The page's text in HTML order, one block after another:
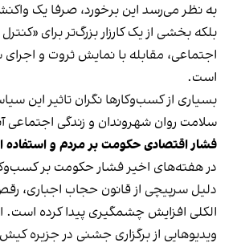
به نظر می‌رسد این برخورد، صرفا یک
بلکه بخشی از یک کارزار بزرگ‌تر برای
اجتماعی، مقابله با نمایش ثروت و اجرای
است.
بسیاری از کسب‌وکارها نگران تاثیر این
سلامت روان شهروندان و زندگی اجتماعی
فشار اقتصادی حکومت بر مردم و استفاده
در هفته‌های اخیر فشار حکومت بر
دلیل سرپیچی از قانون حجاب اجباری،
الکلی افزایش چشمگیری پیدا کرده است.
ویدیوهایی از برگزاری جشنی در جزیره